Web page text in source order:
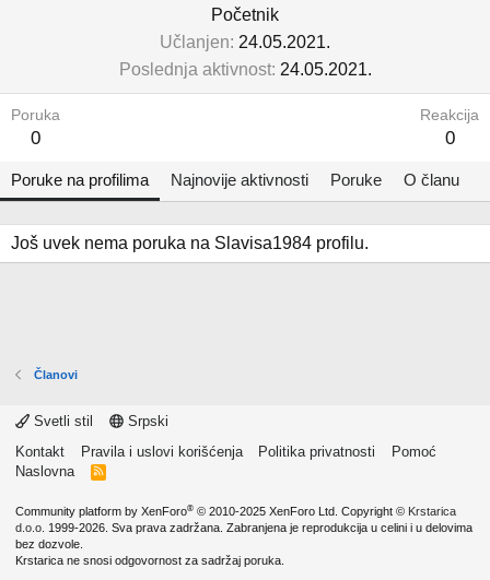
Početnik
Učlanjen 24.05.2021.
Poslednja aktivnost 24.05.2021.
Poruka
0
Reakcija
0
Poruke na profilima Najnovije aktivnosti Poruke O članu
Još uvek nema poruka na Slavisa1984 profilu.
Članovi
Svetli stil
Srpski
Kontakt
Pravila i uslovi korišćenja Politika privatnosti
Pomoć
Naslovna
R
Community platform by XenForo® © 2010-2025 XenForo Ltd. Copyright © Krstarica
d.o.o. 1999-2026. Sva prava zadržana. Zabranjena je reprodukcija u celini i u delovima
bez dozvole.
Krstarica ne snosi odgovornost za sadržaj poruka.